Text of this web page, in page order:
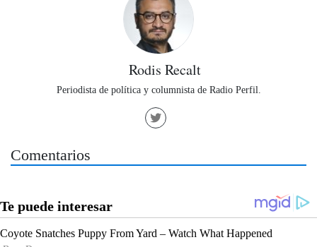
Rodis Recalt
Periodista de política y columnista de Radio Perfil.
Comentarios